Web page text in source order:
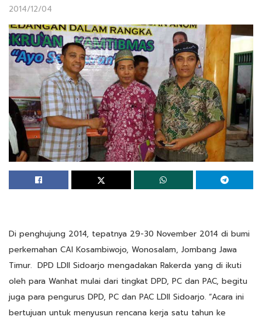
2014/12/04
Di penghujung 2014, tepatnya 29-30 November 2014 di bumi
perkemahan CAI Kosambiwojo, Wonosalam, Jombang Jawa
Timur. DPD LDII Sidoarjo mengadakan Rakerda yang di ikuti
oleh para Wanhat mulai dari tingkat DPD, PC dan PAC, begitu
juga para pengurus DPD, PC dan PAC LDII Sidoarjo. “Acara ini
bertujuan untuk menyusun rencana kerja satu tahun ke